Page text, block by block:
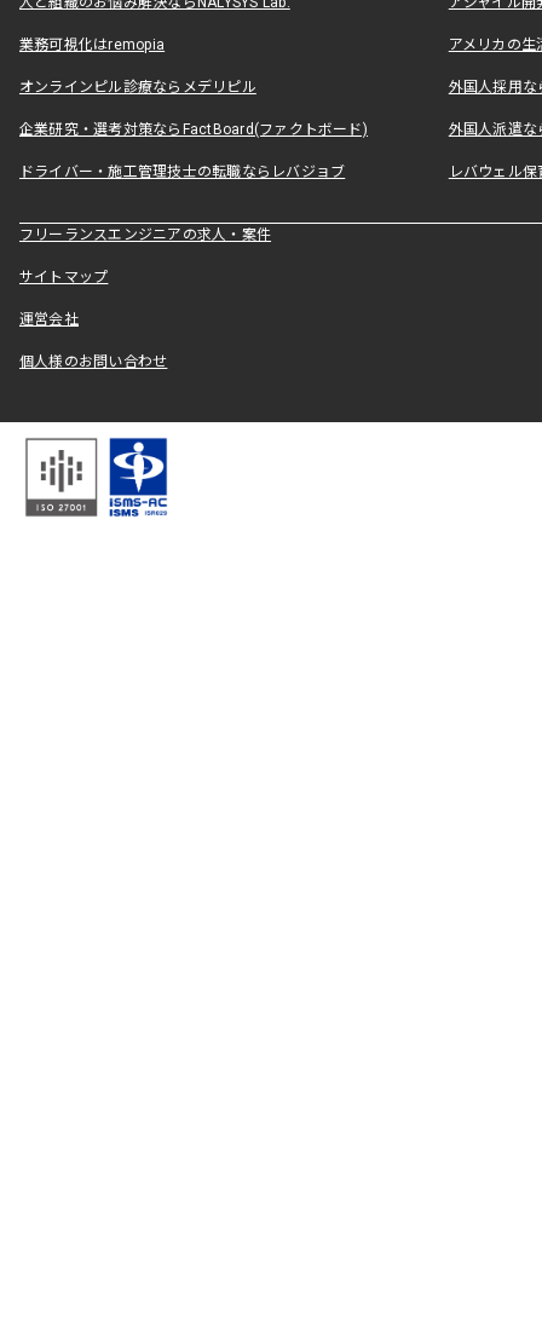
業務可視化はremopia アメリカの
オンラインピル診療ならメデリピル 外国人採用
企業研究・選考対策ならFactBoard(ファクトボード) 外国人派遣な
ドライバー・施工管理技士の転職ならレバジョブ レバウェル
フリーランスエンジニアの求人・案件
サイトマップ
運営会社
個人様のお問い合わせ